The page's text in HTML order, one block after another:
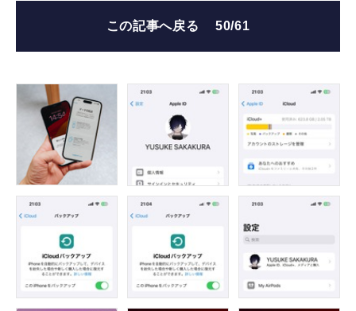
この記事へ戻る 50/61